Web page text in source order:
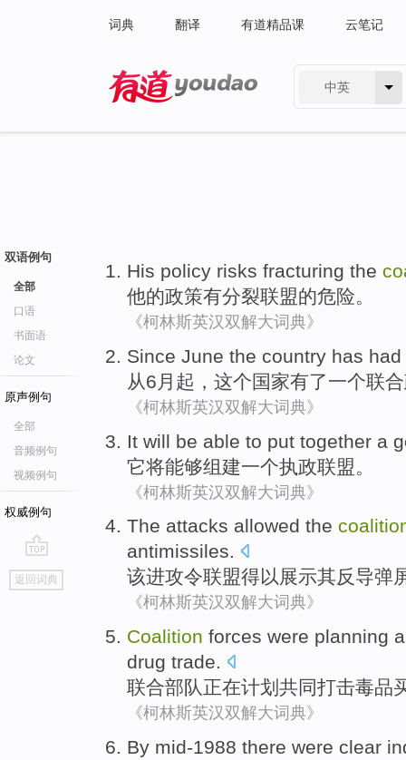
词典 翻译 有道精品课 云笔记
中英
双语例句
全部
口语
书面语
论文
原声例句
全部
音频例句
视频例句
权威例句
go
top
返回词典
His policy risks fracturing the
他的政策有分裂联盟的危险。
《柯林斯英汉双解大词典》
Since June the country has had
从6月起 ， 这个国家有了一个联合
《柯林斯英汉双解大词典》
It will be able to put together a
它将能够组建一个执政联盟 。
《柯林斯英汉双解大词典》
The attacks allowed the
antimissiles.
该进攻令联盟得以 展示其反导弹
《柯林斯英汉双解大词典》
Coalition forces were planning
drug trade.
联合部队正在计划 共同打击毒品
《柯林斯英汉双解大词典》
By mid-1988 there were clear